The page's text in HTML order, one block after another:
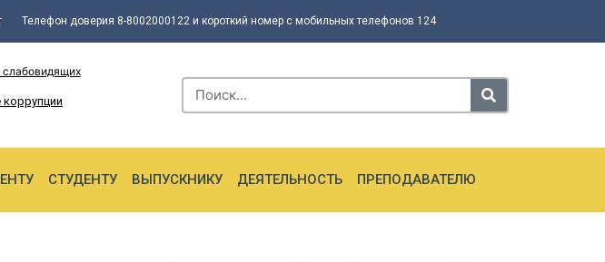
Телефон доверия 8-8002000122 и короткий номер с мобильных телефонов 124
СТУДЕНТУ ВЫПУСКНИКУ ДЕЯТЕЛЬНОСТЬ ПРЕПОДАВАТЕЛЮ